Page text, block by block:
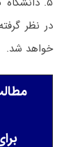
در نظر
خواهد شد.